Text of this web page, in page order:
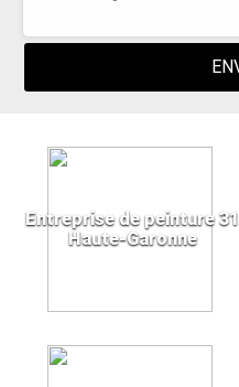
Entreprise de peinture 31
Haute-Garonne